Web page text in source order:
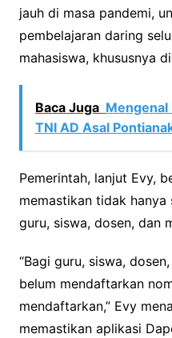
jauh di masa pandemi,
pembelajaran daring
mahasiswa, khususnya
Baca Juga Mengenal
TNI AD Asal
Pemerintah, lanjut Evy,
memastikan tidak
guru, siswa, dosen, dan
“Bagi guru, siswa,
belum mendaftarkan
mendaftarkan,” Evy
memastikan aplikasi